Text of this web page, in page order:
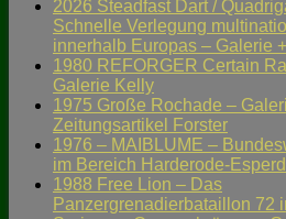
2026 Steadfast Dart /
Schnelle Verlegung
innerhalb Europas – Galerie
1980 REFORGER Certain
Galerie Kelly
1975 Große Rochade –
Zeitungsartikel Forster
1976 – MAIBLUME –
im Bereich Harderode-
1988 Free Lion – Das
Panzergrenadierbataillon 72